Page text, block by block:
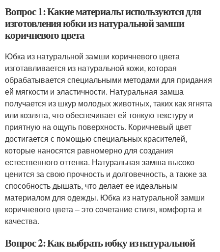
Вопрос 1: Какие материалы используются для
изготовления юбки из натуральной замши
коричневого цвета
Юбка из натуральной замши коричневого цвета
изготавливается из натуральной кожи, которая
обрабатывается специальными методами для придания
ей мягкости и эластичности. Натуральная замша
получается из шкур молодых животных, таких как ягнята
или козлята, что обеспечивает ей тонкую текстуру и
приятную на ощупь поверхность. Коричневый цвет
достигается с помощью специальных красителей,
которые наносятся равномерно для создания
естественного оттенка. Натуральная замша высоко
ценится за свою прочность и долговечность, а также за
способность дышать, что делает ее идеальным
материалом для одежды. Юбка из натуральной замши
коричневого цвета – это сочетание стиля, комфорта и
качества.
Вопрос 2: Как выбрать юбку из натуральной